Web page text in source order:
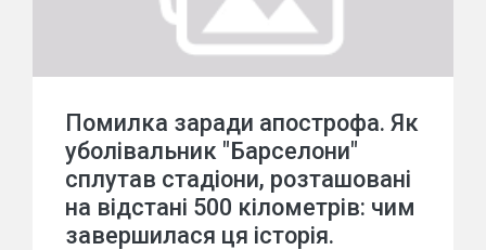
Помилка заради апострофа. Як
уболівальник "Барселони"
сплутав стадіони, розташовані
на відстані 500 кілометрів: чим
завершилася ця історія.